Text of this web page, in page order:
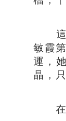
這對
敏霞
運，
晶，
在那